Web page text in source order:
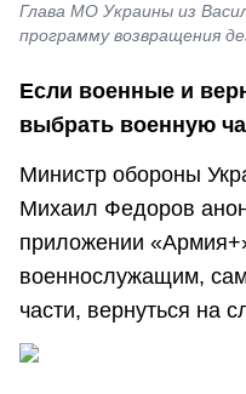
Глава МО Украины из
программу возвращения
Если военные и
выбрать военную
Министр обороны
Михаил Федоров
приложении
военнослужащим,
части, вернуться на